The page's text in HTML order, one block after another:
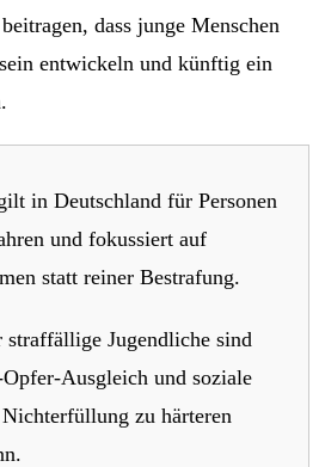
dass junge Menschen
entwickeln und künftig ein
in Deutschland für Personen
und fokussiert auf
statt reiner Bestrafung.
Jugendliche sind
Ausgleich und soziale
zu härteren